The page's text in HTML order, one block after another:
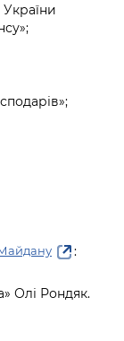
:
Олі Рондяк.